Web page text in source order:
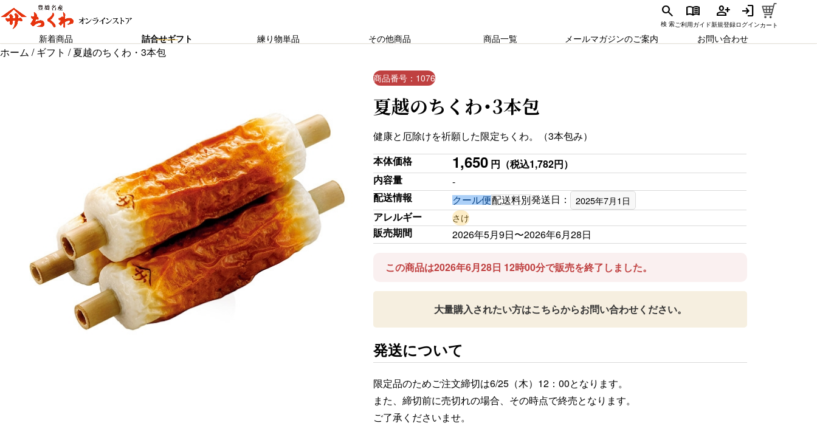
search
検 索
menu_book
ご利用ガイド
person_add
新規登録
login
ログインカート
新着商品 詰合せギフト 練り物単品 その他商品 商品一覧 メールマガジンのご案内 お問い合わせ
ホーム /ギフト / 夏越のちくわ・3本包
商品番号：1076
夏越のちくわ・3本包
健康と厄除けを祈願した限定ちくわ。（3本包み）
本体価格
1,650 円 （税込1,782円）
内容量
-
配送情報
クール便配送料別発送日： 2025年7月1日
アレルギー さけ
販売期間 2026年5月9日〜2026年6月28日
この商品は2026年6月28日 12時00分で販売を終了しました。
大量購入されたい方はこちらからお問い合わせください。
発送について
限定品のためご注文締切は6/25（木）12：00となります。
また、締切前に売切れの場合、その時点で終売となります。
ご了承くださいませ。